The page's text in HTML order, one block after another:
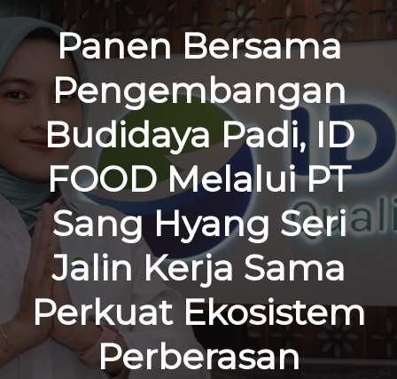
Panen Bersama
Pengembangan
Budidaya Padi, ID
FOOD Melalui PT
Sang Hyang Seri
Jalin Kerja Sama
Perkuat Ekosistem
Perberasan